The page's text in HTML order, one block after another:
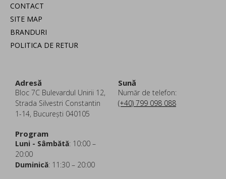
CONTACT
SITE MAP
BRANDURI
POLITICA DE RETUR
Adresă
Bloc 7C Bulevardul Unirii 12,
Strada Silvestri Constantin
1-14, București 040105
Sună
Număr de telefon:
(+40) 799 098 088
Program
Luni - Sâmbătă: 10:00 –
20:00
Duminică: 11:30 – 20:00